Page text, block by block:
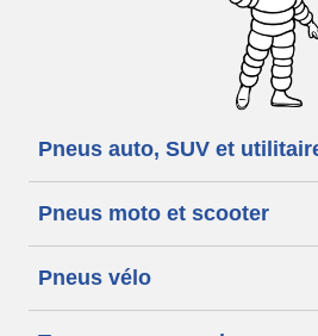
Pneus auto, SUV et
Pneus moto et scooter
Pneus vélo